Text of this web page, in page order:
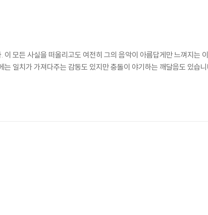
모든 사실을 떠올리고도 여전히 그의 음악이 아름답게만 느껴지는
일치가 가져다주는 감동도 있지만 충돌이 야기하는 깨달음도 있습